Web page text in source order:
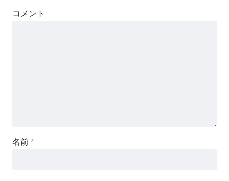
コメント
名前 *